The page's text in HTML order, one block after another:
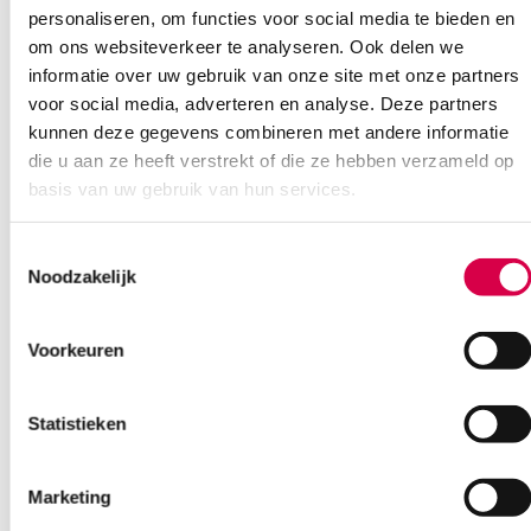
personaliseren, om functies voor social media te bieden en
om ons websiteverkeer te analyseren. Ook delen we
informatie over uw gebruik van onze site met onze partners
voor social media, adverteren en analyse. Deze partners
kunnen deze gegevens combineren met andere informatie
die u aan ze heeft verstrekt of die ze hebben verzameld op
basis van uw gebruik van hun services.
Noodzakelijk
Voorkeuren
Statistieken
Marketing
Heine K180 F.O. Otoscoopkop, 2.5V XHL (1)
232.15
incl. BTW